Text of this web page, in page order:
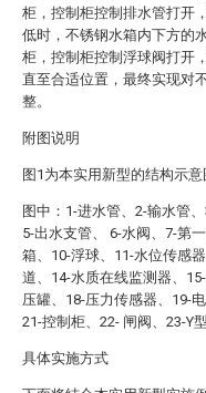
柜，控制柜控制排水管打开
低时，不锈钢水箱内下方的
柜，控制柜控制浮球阀打开
直至合适位置，最终实现对
整。
附图说明
图1为本实用新型的结构示意
图中：1-进水管、2-输水管
5-出水支管、 6-水阀、7-第
箱、10-浮球、11-水位传感
道、14-水质在线监测器、
压罐、18-压力传感器、19-
21-控制柜、22- 闸阀、23-Y
具体实施方式